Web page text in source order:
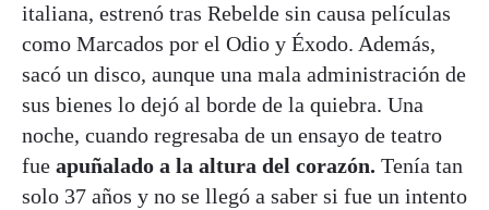
italiana, estrenó tras Rebelde sin causa películas
como Marcados por el Odio y Éxodo. Además,
sacó un disco, aunque una mala administración de
sus bienes lo dejó al borde de la quiebra. Una
noche, cuando regresaba de un ensayo de teatro
fue apuñalado a la altura del corazón. Tenía tan
solo 37 años y no se llegó a saber si fue un intento